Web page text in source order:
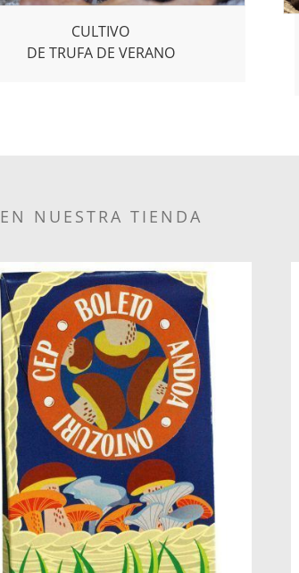
CULTIVO
DE TRUFA DE VERANO
EN NUESTRA TIENDA